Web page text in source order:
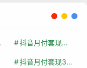
抖音月付套现怎么套
抖音月付套现30秒技巧